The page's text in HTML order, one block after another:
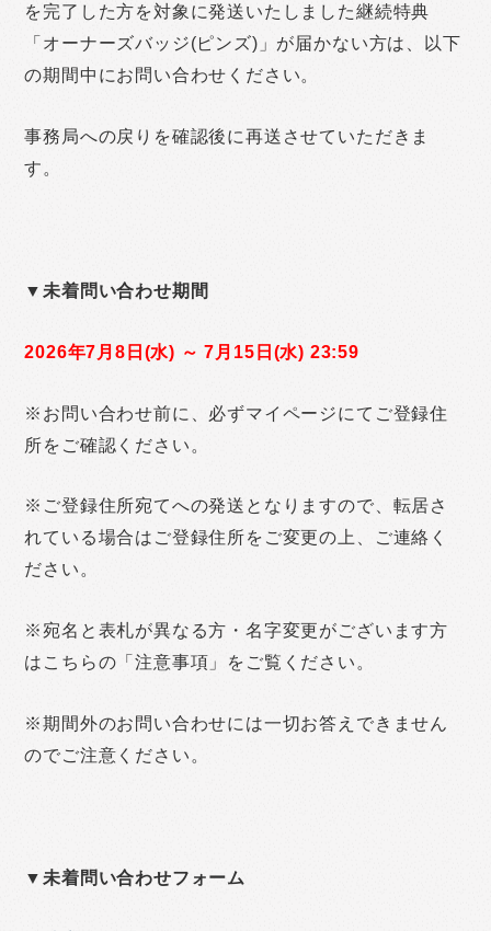
を完了した方を対象に発送いたしました継続特典
「オーナーズバッジ(ピンズ)」が届かない方は、以下
の期間中にお問い合わせください。
事務局への戻りを確認後に再送させていただきま
す。
▼未着問い合わせ期間
2026年7月8日(水) ～ 7月15日(水) 23:59
※お問い合わせ前に、必ずマイページにてご登録住
所をご確認ください。
※ご登録住所宛てへの発送となりますので、転居さ
れている場合はご登録住所をご変更の上、ご連絡く
ださい。
※宛名と表札が異なる方・名字変更がございます方
はこちらの「注意事項」をご覧ください。
※期間外のお問い合わせには一切お答えできません
のでご注意ください。
▼未着問い合わせフォーム